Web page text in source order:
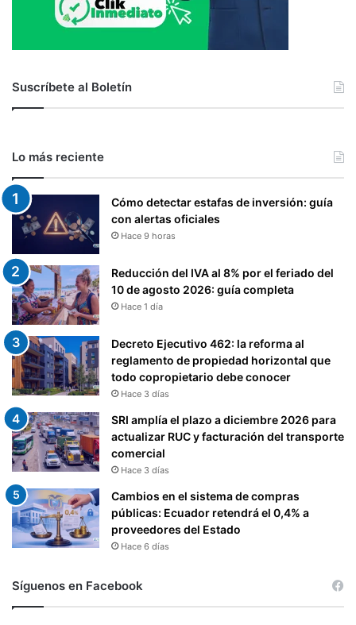
Suscríbete al Boletín
Lo más reciente
Cómo detectar estafas de inversión: guía
con alertas oficiales
Hace 9 horas
Reducción del IVA al 8% por el feriado del
10 de agosto 2026: guía completa
Hace 1 día
Decreto Ejecutivo 462: la reforma al
reglamento de propiedad horizontal que
todo copropietario debe conocer
Hace 3 días
SRI amplía el plazo a diciembre 2026 para
actualizar RUC y facturación del transporte
comercial
Hace 3 días
Cambios en el sistema de compras
públicas: Ecuador retendrá el 0,4% a
proveedores del Estado
Hace 6 días
Síguenos en Facebook